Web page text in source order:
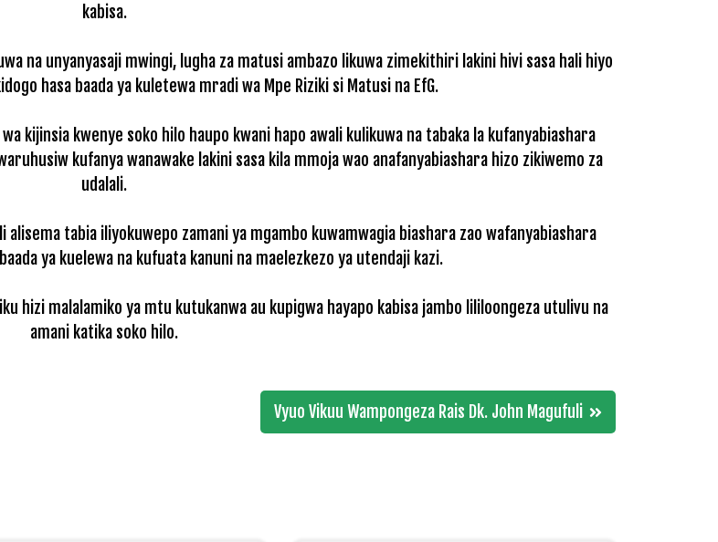
kabisa.
na unyanyasaji mwingi, lugha za matusi ambazo likuwa zimekithiri lakini hivi sasa hali hiyo
hasa baada ya kuletewa mradi wa Mpe Riziki si Matusi na EfG.
kijinsia kwenye soko hilo haupo kwani hapo awali kulikuwa na tabaka la kufanyabiashara
kufanya wanawake lakini sasa kila mmoja wao anafanyabiashara hizo zikiwemo za
udalali.
tabia iliyokuwepo zamani ya mgambo kuwamwagia biashara zao wafanyabiashara
ya kuelewa na kufuata kanuni na maelezkezo ya utendaji kazi.
hizi malalamiko ya mtu kutukanwa au kupigwa hayapo kabisa jambo lililoongeza utulivu na
amani katika soko hilo.
Vyuo Vikuu Wampongeza Rais Dk. John Magufuli